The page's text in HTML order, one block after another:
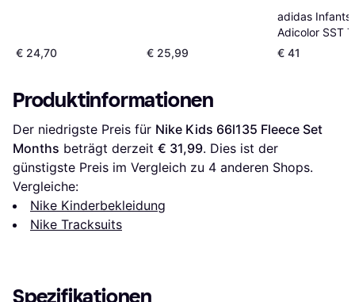
€ 24,70 € 25,99
adidas Infants
Adicolor SST
Suit - Black
€ 41
Produktinformationen
Der niedrigste Preis für Nike Kids 66l135 Fleece Set
Months beträgt derzeit € 31,99. Dies ist der
günstigste Preis im Vergleich zu 4 anderen Shops.
Vergleiche:
Nike Kinderbekleidung
Nike Tracksuits
Spezifikationen